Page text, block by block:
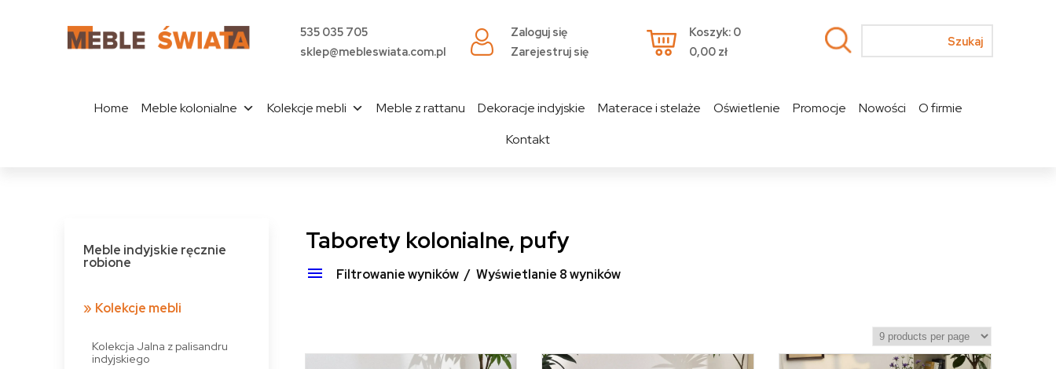
535 035 705
sklep@mebleswiata.com.pl
Zaloguj się
Zarejestruj się
Koszyk: 0
0,00 zł
Home Meble kolonialne Kolekcje mebli Meble z rattanu Dekoracje indyjskie Materace i stelaże Oświetlenie Promocje Nowości
O firmie
Kontakt
Meble indyjskie ręcznie
robione
Kolekcje mebli
Kolekcja Jalna z palisandru
indyjskiego
Taborety kolonialne, pufy
Filtrowanie wyników Wyświetlanie 8 wyników